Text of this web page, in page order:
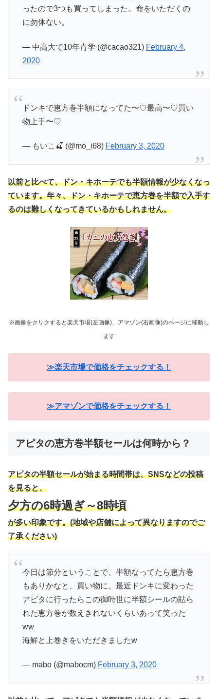
ったので3つも買ってしまった。命をいただくの
に勿体ない。
— 中高大で10年青学 (@cacao321) February 4,
2020
ドンキで恵方巻半額になってた〜♡最高〜♡買い
物上手〜♡
— もいこ🍒 (@mo_i68) February 3, 2020
以前と比べて、ドン・キホーテでも半額情報が少なくなっ
ています。年々、ドン・キホーテで恵方巻を半額で入手す
るのは難しくなってきているかもしれません。
※画像をクリクすると楽天市場(左画像)、アマゾン(右画像)のページに移動し
ます
≫楽天市場で価格をチェックする！
≫アマゾンで価格をチェックする！
アピタの恵方巻半額セールは何時から？
アピタの半額セールが始まる時間帯は、SNSなどの投稿
を見ると、
夕方の6時過ぎ～8時頃
が多い印象です。(地域や店舗によって異なりますのでご
了承ください)
今日は節分ということで、半額なってたら恵方巻
もありかなと、買い物に。最近ドンキに変わった
アピタに行ったらこの御時世に半額シールの貼ら
れた恵方巻が数えきれないくらいあって笑った
ww
海鮮と上巻きをいただきましたw
— mabo (@mabocm) February 3, 2020